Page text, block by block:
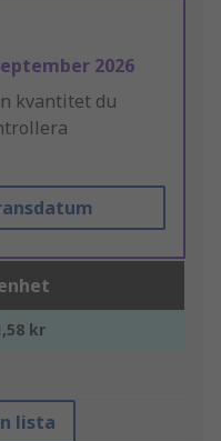
2026
kvantitet du
kr
lista